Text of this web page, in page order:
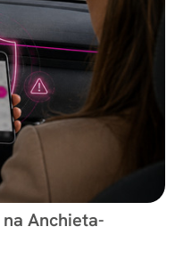
Anchieta-